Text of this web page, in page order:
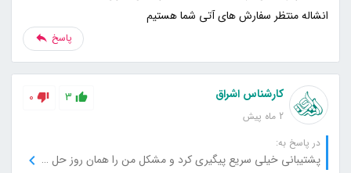
انشاله منتظر سفارش های آتی شما هستیم
پاسخ
کارشناس اشراق
2 ماه پیش
3
0
در پاسخ به:
پشتیبانی خیلی سریع پیگیری کرد و مشکل من را همان روز حل کرد.